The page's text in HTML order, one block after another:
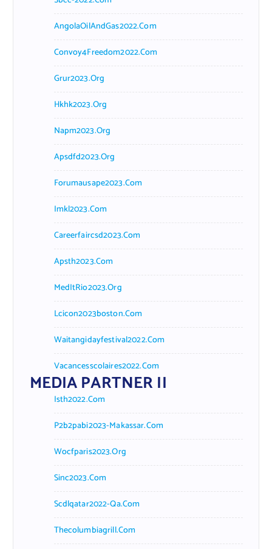
AngolaOilAndGas2022.com
Convoy4Freedom2022.com
Grur2023.org
Hkhk2023.org
Napm2023.org
Apsdfd2023.org
Forumausape2023.com
Imkl2023.com
Careerfaircsd2023.com
Apsth2023.com
MedItRio2023.org
Lcicon2023boston.com
Waitangidayfestival2022.com
Vacancesscolaires2022.com
MEDIA PARTNER II
Isth2022.com
P2b2pabi2023-Makassar.com
Wocfparis2023.org
Sinc2023.com
Scdlqatar2022-Qa.com
Thecolumbiagrill.com